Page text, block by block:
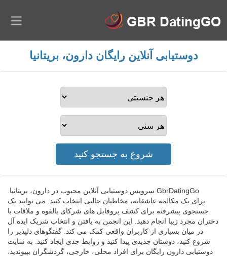
دوستیابی آنلاین رایگان دارون، بریتانیا
GbrDatingGo سرویس دوستیابی آنلاین محبوب در دارون، بریتانیا.
برای یک مکالمه عاشقانه، مخاطبان جالبی انتخاب کنید. می توانید یک
جستجوی پیشرفته برای کشف پروفایل های شرکای بالقوه و ملاقات با
دختران مجرد زیبا انجام دهید. این انجمن به یافتن و انتخاب شریک ایده آل
در میان بسیاری از کاربران واقعی کمک می کند. گفتگوهای دلپذیر را
شروع کنید، دوستان جدیدی پیدا کنید و روابط جدی ایجاد کنید. به سایت
دوستیابی دارون رایگان برای افراد محلی، خارجی، گردشگران بپیوندید.